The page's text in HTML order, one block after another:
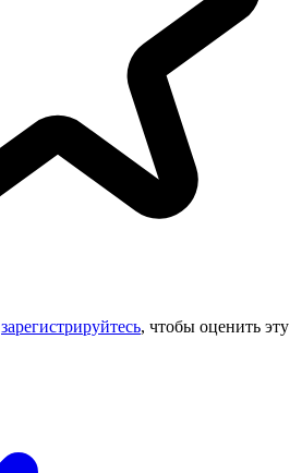
зарегистрируйтесь, чтобы оценить эту